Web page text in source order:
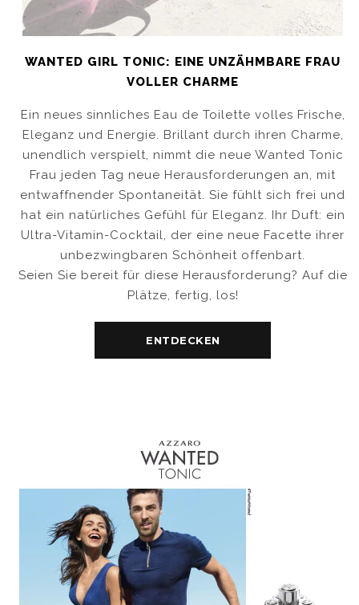
WANTED GIRL TONIC: EINE UNZÄHMBARE FRAU
VOLLER CHARME
Ein neues sinnliches Eau de Toilette volles Frische,
Eleganz und Energie. Brillant durch ihren Charme,
unendlich verspielt, nimmt die neue Wanted Tonic
Frau jeden Tag neue Herausforderungen an, mit
entwaffnender Spontaneität. Sie fühlt sich frei und
hat ein natürliches Gefühl für Eleganz. Ihr Duft: ein
Ultra-Vitamin-Cocktail, der eine neue Facette ihrer
unbezwingbaren Schönheit offenbart.
Seien Sie bereit für diese Herausforderung? Auf die
Plätze, fertig, los!
ENTDECKEN